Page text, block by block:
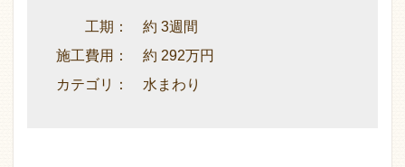
工期： 約 3週間
施工費用： 約 292万円
カテゴリ： 水まわり